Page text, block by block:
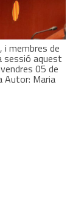
i membres de
sessió aquest
05 de
Autor: Maria